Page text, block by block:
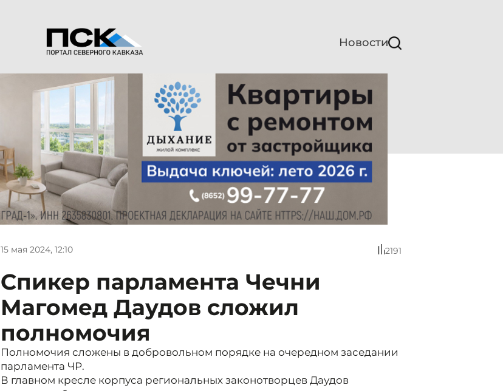
Новости
15 мая 2024, 12:10 2191
Спикер парламента Чечни
Магомед Даудов сложил
полномочия
Полномочия сложены в добровольном порядке на очередном заседании
парламента ЧР.
В главном кресле корпуса региональных законотворцев Даудов